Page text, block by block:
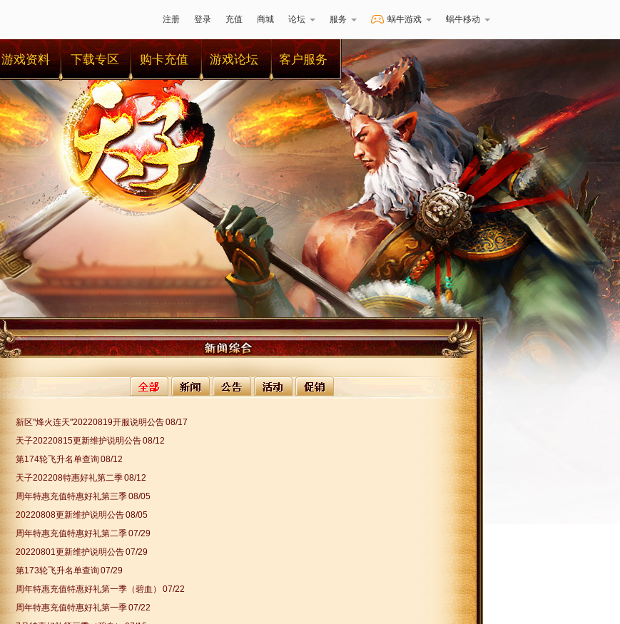
注册 登录 充值 商城 论坛 服务 蜗牛游戏 蜗牛移动
游戏资料 下载专区 购卡充值 游戏论坛 客户服务
新区"烽火连天"20220819开服说明公告08/17
天子20220815更新维护说明公告08/12
第174轮飞升名单查询 08/12
天子202208特惠好礼第二季08/12
周年特惠充值特惠好礼第三季08/05
20220808更新维护说明公告08/05
周年特惠充值特惠好礼第二季07/29
20220801更新维护说明公告07/29
第173轮飞升名单查询 07/29
周年特惠充值特惠好礼第一季（碧血）
07/22
周年特惠充值特惠好礼第一季07/22